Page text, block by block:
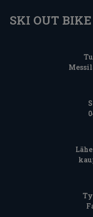
SKI OUT BIKE